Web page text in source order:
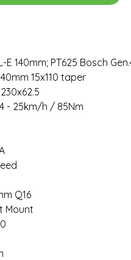
E 140mm; PT625 Bosch
15x110 taper
- 25km/h / 85Nm
Q16
Mount